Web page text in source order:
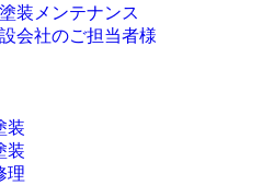
装メンテナンス
会社のご担当者様
装
装
理